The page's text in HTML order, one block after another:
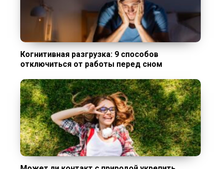
Когнитивная разгрузка: 9 способов
отключиться от работы перед сном